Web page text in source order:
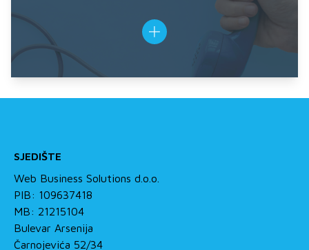
SJEDIŠTE
Web Business Solutions d.o.o.
PIB: 109637418
MB: 21215104
Bulevar Arsenija
Čarnojevića 52/34